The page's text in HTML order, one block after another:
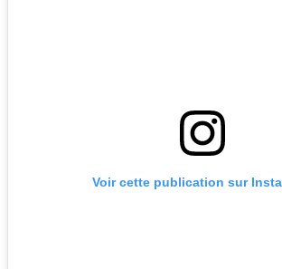
Voir cette publication sur